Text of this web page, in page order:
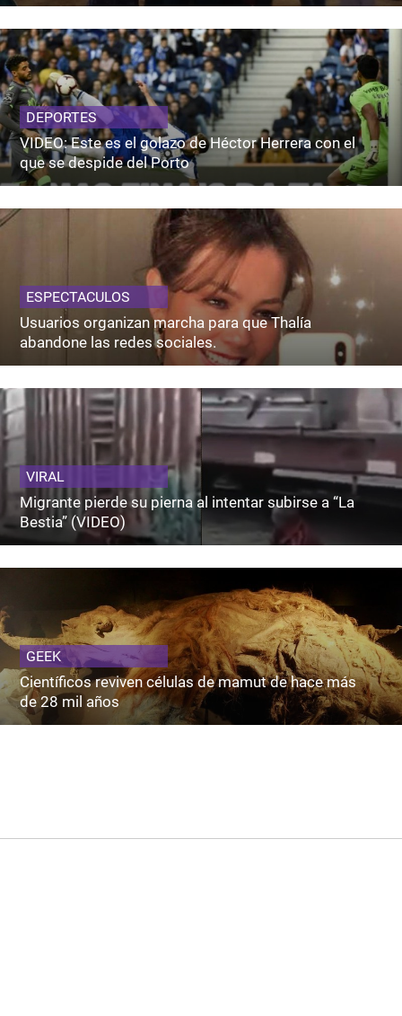
DEPORTES
VIDEO: Este es el golazo de Héctor Herrera con el
que se despide del Porto
ESPECTACULOS
Usuarios organizan marcha para que Thalía
abandone las redes sociales.
VIRAL
Migrante pierde su pierna al intentar subirse a “La
Bestia” (VIDEO)
GEEK
Científicos reviven células de mamut de hace más
de 28 mil años